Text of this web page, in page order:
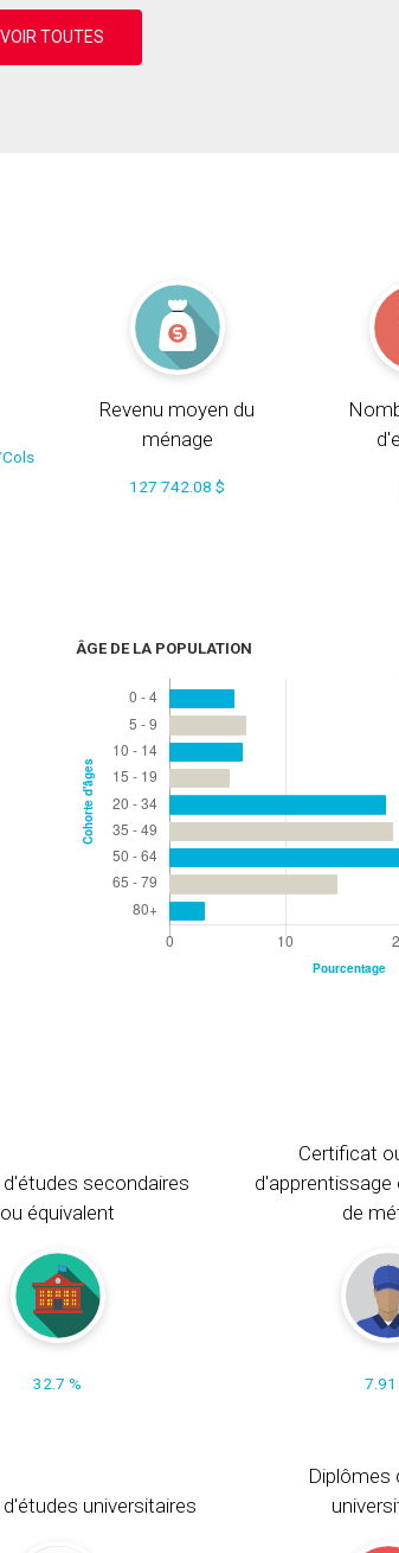
Revenu moyen du
ménage
127 742.08 $
ÂGE DE LA POPULATION
d'études secondaires
ou équivalent
32.7 %
Certificat
d'apprentissage
de
7.91
universitaires
Diplômes